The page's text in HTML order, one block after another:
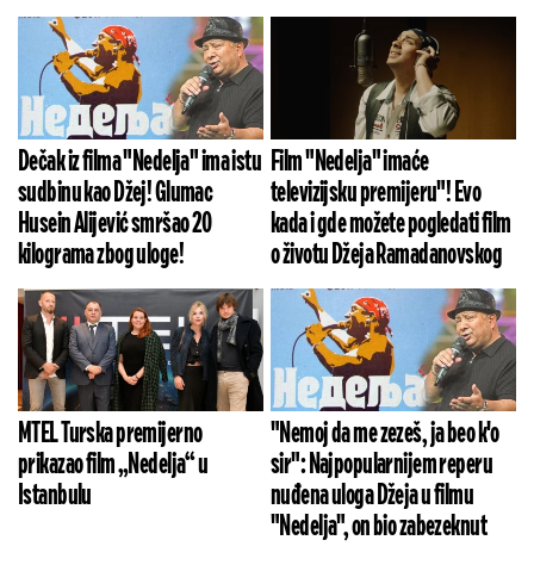
Dečak iz filma "Nedelja" ima istu
sudbinu kao Džej! Glumac
Husein Alijević smršao 20
kilograma zbog uloge!
Film "Nedelja" imaće
televizijsku premijeru"! Evo
kada i gde možete pogledati film
o životu Džeja Ramadanovskog
MTEL Turska premijerno
prikazao film „Nedelja“ u
Istanbulu
"Nemoj da me zezeš, ja beo k'o
sir": Najpopularnijem reperu
nuđena uloga Džeja u filmu
"Nedelja", on bio zabezeknut